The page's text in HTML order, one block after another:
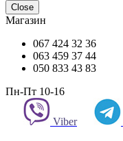
Close
Магазин
067 424 32 36
063 459 37 44
050 833 43 83
Пн-Пт 10-16
Viber